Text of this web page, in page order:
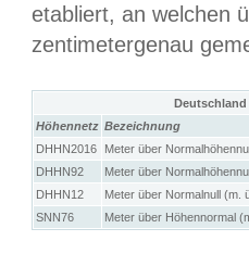
etabliert, an welchen
zentimetergenau
Höhennetz Bezeichnung
DHHN2016
Meter über
DHHN92
Meter über
DHHN12
Meter über Normalnull (m.
SNN76
Meter über Höhennormal